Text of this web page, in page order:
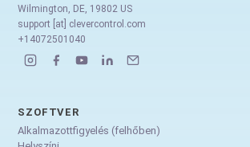
Wilmington, DE, 19802 US
support [at] clevercontrol.com
+14072501040
SZOFTVER
Alkalmazottfigyelés (felhőben)